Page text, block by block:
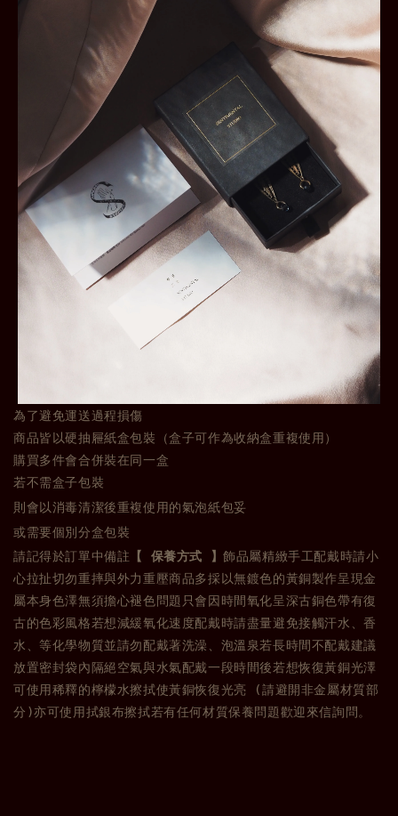
為了避免運送過程損傷
商品皆以硬抽屜紙盒包裝（盒子可作為收納盒重複使用）
購買多件會合併裝在同一盒
若不需盒子包裝
則會以消毒清潔後重複使用的氣泡紙包妥
或需要個別分盒包裝
請記得於訂單中備註 【 保養方式 】飾品屬精緻手工配戴時請小
心拉扯切勿重摔與外力重壓商品多採以無鍍色的黃銅製作呈現金
屬本身色澤無須擔心褪色問題只會因時間氧化呈深古銅色帶有復
古的色彩風格若想減緩氧化速度配戴時請盡量避免接觸汗水、香
水、等化學物質並請勿配戴著洗澡、泡溫泉若長時間不配戴建議
放置密封袋內隔絕空氣與水氣配戴一段時間後若想恢復黃銅光澤
可使用稀釋的檸檬水擦拭使黃銅恢復光亮 (請避開非金屬材質部
分)亦可使用拭銀布擦拭若有任何材質保養問題歡迎來信詢問。